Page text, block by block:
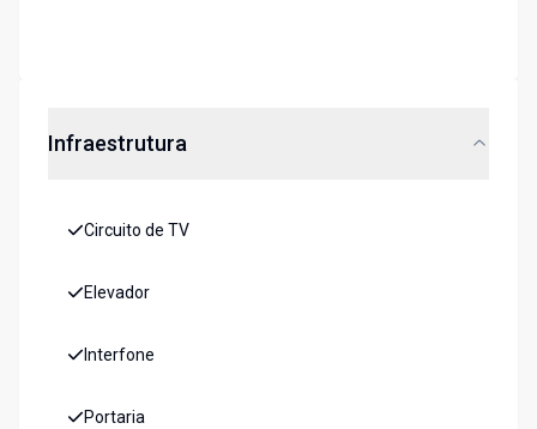
Infraestrutura
Circuito de TV
Elevador
Interfone
Portaria